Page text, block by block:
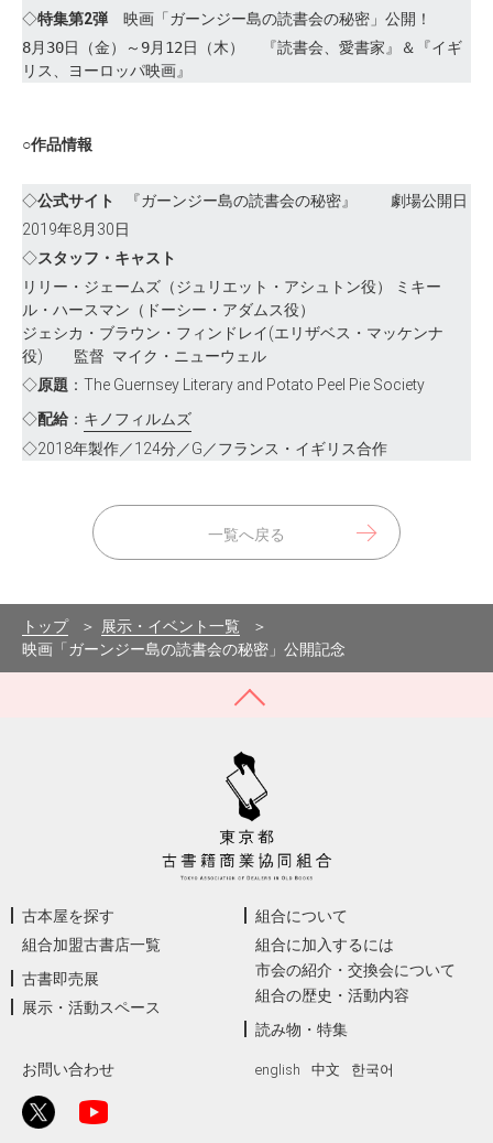
◇特集第2弾 映画「ガーンジー島の読書会の秘密」公開！
8月30日（金）～9月12日（木） 『読書会、愛書家』＆『イギ
リス、ヨーロッパ映画』
○作品情報
◇公式サイト
『ガーンジー島の読書会の秘密』 劇場公開日
2019年8月30日
◇スタッフ・キャスト
リリー・ジェームズ（ジュリエット・アシュトン役） ミキー
ル・ハースマン（ドーシー・アダムス役）
ジェシカ・ブラウン・フィンドレイ(エリザベス・マッケンナ
役) 監督 マイク・ニューウェル
◇原題 ：The Guernsey Literary and Potato Peel Pie Society
◇配給 ： キノフィルムズ
◇2018年製作／124分／G／フランス・イギリス合作
一覧へ戻る
トップ
展示・イベント一覧
映画「ガーンジー島の読書会の秘密」公開記念
古本屋を探す
組合加盟古書店一覧
古書即売展
展示・活動スペース
組合について
組合に加入するには
市会の紹介・交換会について
組合の歴史・活動内容
読み物・特集
お問い合わせ english 中文 한국어